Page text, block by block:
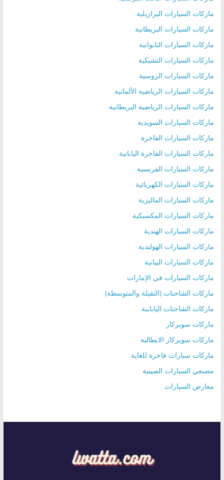
ماركات السيارات البرازيلية
ماركات السيارات البريطانية
ماركات السيارات التايوانية
ماركات السيارات التشيكية
ماركات السيارات الروسية
ماركات السيارات الرياضية الألمانية
ماركات السيارات الرياضية البريطانية
ماركات السيارات السويدية
ماركات السيارات الفاخرة
ماركات السيارات الفاخرة اليابانية
ماركات السيارات الفرنسية
ماركات السيارات الكهربائية
ماركات السيارات الماليزية
ماركات السيارات المكسيكية
ماركات السيارات الهندية
ماركات السيارات الهولندية
ماركات السيارات اليبانية
ماركات السيارات في الإمارات
ماركات الشاحنات (الثقيلة والمتوسطة)
ماركات الشاحنات اليابانية
ماركات سوبركار
ماركات سوبركار الايطالية
ماركات سيارات فاخرة للغاية
مصنعي السيارات الصينية
معارض السيارات